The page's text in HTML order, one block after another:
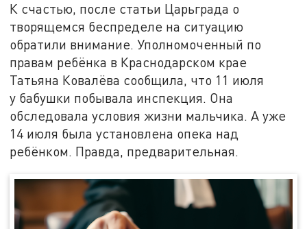
К счастью, после статьи Царьграда о
творящемся беспределе на ситуацию
обратили внимание. Уполномоченный по
правам ребёнка в Краснодарском крае
Татьяна Ковалёва сообщила, что 11 июля
у бабушки побывала инспекция. Она
обследовала условия жизни мальчика. А уже
14 июля была установлена опека над
ребёнком. Правда, предварительная.